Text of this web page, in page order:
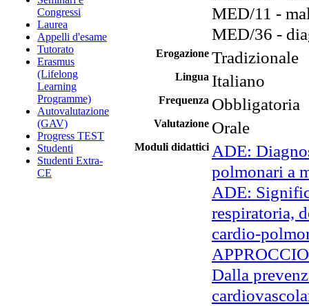
Congressi
Laurea
Appelli d'esame
Tutorato
Erasmus
(Lifelong
Learning
Programme)
Autovalutazione
(GAV)
Progress TEST
Studenti
Studenti Extra-
CE
MED/11 -
MED/36 -
Erogazione Tradizionale
Lingua Italiano
Frequenza Obbligatoria
Valutazione Orale
Moduli didattici ADE:
polmonari a
ADE:
respiratoria,
cardio-
Dalla